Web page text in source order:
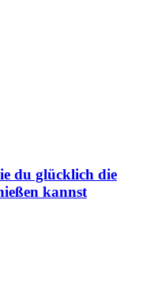
du glücklich die
kannst